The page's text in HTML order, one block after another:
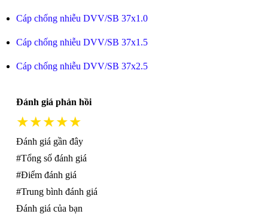
Cáp chống nhiễu DVV/SB 37x1.0
Cáp chống nhiễu DVV/SB 37x1.5
Cáp chống nhiễu DVV/SB 37x2.5
Đánh giá phản hồi
★★★★★
Đánh giá gần đây
#Tổng số đánh giá
#Điểm đánh giá
#Trung bình đánh giá
Đánh giá của bạn